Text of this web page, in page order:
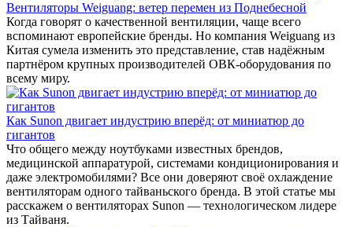
Вентиляторы Weiguang: ветер перемен из Поднебесной
Когда говорят о качественной вентиляции, чаще всего
вспоминают европейские бренды. Но компания Weiguang из
Китая сумела изменить это представление, став надёжным
партнёром крупных производителей ОВК-оборудования по
всему миру.
Как Sunon двигает индустрию вперёд: от миниатюр до
гигантов
Что общего между ноутбуками известных брендов,
медицинской аппаратурой, системами кондиционирования и
даже электромобилями? Все они доверяют своё охлаждение
вентиляторам одного тайваньского бренда. В этой статье мы
расскажем о вентиляторах Sunon — технологическом лидере
из Тайваня.